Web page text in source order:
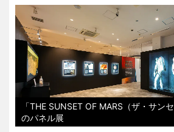
「THE SUNSET OF MARS（ザ・サン
のパネル展